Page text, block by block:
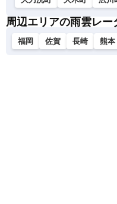
周辺エリアの雨雲レー
福岡 佐賀 長崎 熊本